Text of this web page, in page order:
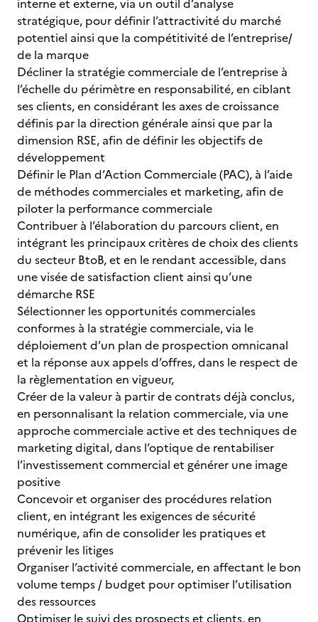
interne et externe, via un outil d’analyse
stratégique, pour définir l’attractivité du marché
potentiel ainsi que la compétitivité de l’entreprise/
de la marque
Décliner la stratégie commerciale de l’entreprise à
l’échelle du périmètre en responsabilité, en ciblant
ses clients, en considérant les axes de croissance
définis par la direction générale ainsi que par la
dimension RSE, afin de définir les objectifs de
développement
Définir le Plan d’Action Commerciale (PAC), à l’aide
de méthodes commerciales et marketing, afin de
piloter la performance commerciale
Contribuer à l’élaboration du parcours client, en
intégrant les principaux critères de choix des clients
du secteur BtoB, et en le rendant accessible, dans
une visée de satisfaction client ainsi qu’une
démarche RSE
Sélectionner les opportunités commerciales
conformes à la stratégie commerciale, via le
déploiement d’un plan de prospection omnicanal
et la réponse aux appels d’offres, dans le respect de
la règlementation en vigueur,
Créer de la valeur à partir de contrats déjà conclus,
en personnalisant la relation commerciale, via une
approche commerciale active et des techniques de
marketing digital, dans l’optique de rentabiliser
l’investissement commercial et générer une image
positive
Concevoir et organiser des procédures relation
client, en intégrant les exigences de sécurité
numérique, afin de consolider les pratiques et
prévenir les litiges
Organiser l’activité commerciale, en affectant le bon
volume temps / budget pour optimiser l’utilisation
des ressources
Optimiser le suivi des prospects et clients, en